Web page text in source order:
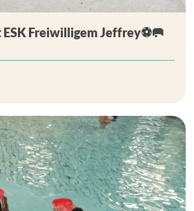
Freiwilligem Jeffrey⚽🥅